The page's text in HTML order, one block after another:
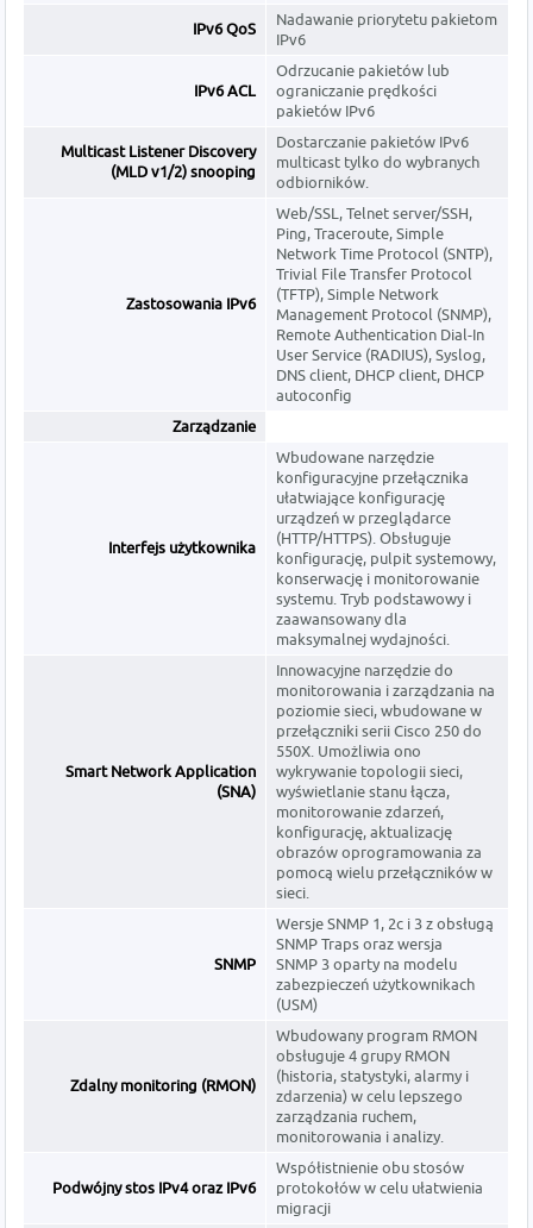
IPv6 QoS
Nadawanie priorytetu pakietom
IPv6
IPv6 ACL
Odrzucanie pakietów lub
ograniczanie prędkości
pakietów IPv6
Multicast Listener Discovery
(MLD v1/2) snooping
Dostarczanie pakietów IPv6
multicast tylko do wybranych
odbiorników.
Zastosowania IPv6
Web/SSL, Telnet server/SSH,
Ping, Traceroute, Simple
Network Time Protocol (SNTP),
Trivial File Transfer Protocol
(TFTP), Simple Network
Management Protocol (SNMP),
Remote Authentication Dial-In
User Service (RADIUS), Syslog,
DNS client, DHCP client, DHCP
autoconfig
Zarządzanie
Interfejs użytkownika
Wbudowane narzędzie
konfiguracyjne przełącznika
ułatwiające konfigurację
urządzeń w przeglądarce
(HTTP/HTTPS). Obsługuje
konfigurację, pulpit systemowy,
konserwację i monitorowanie
systemu. Tryb podstawowy i
zaawansowany dla
maksymalnej wydajności.
Smart Network Application
(SNA)
Innowacyjne narzędzie do
monitorowania i zarządzania na
poziomie sieci, wbudowane w
przełączniki serii Cisco 250 do
550X. Umożliwia ono
wykrywanie topologii sieci,
wyświetlanie stanu łącza,
monitorowanie zdarzeń,
konfigurację, aktualizację
obrazów oprogramowania za
pomocą wielu przełączników w
sieci.
SNMP
Wersje SNMP 1, 2c i 3 z obsługą
SNMP Traps oraz wersja
SNMP 3 oparty na modelu
zabezpieczeń użytkownikach
(USM)
Zdalny monitoring (RMON)
Wbudowany program RMON
obsługuje 4 grupy RMON
(historia, statystyki, alarmy i
zdarzenia) w celu lepszego
zarządzania ruchem,
monitorowania i analizy.
Podwójny stos IPv4 oraz IPv6
Współistnienie obu stosów
protokołów w celu ułatwienia
migracji